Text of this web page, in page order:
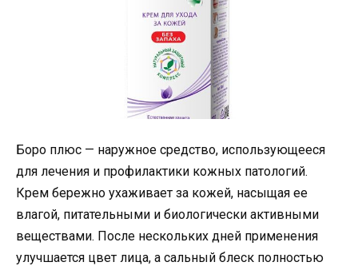
Боро плюс — наружное средство, использующееся
для лечения и профилактики кожных патологий.
Крем бережно ухаживает за кожей, насыщая ее
влагой, питательными и биологически активными
веществами. После нескольких дней применения
улучшается цвет лица, а сальный блеск полностью